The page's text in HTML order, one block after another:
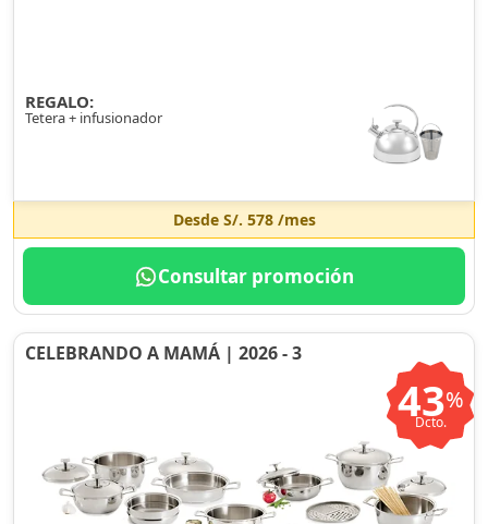
REGALO:
Tetera + infusionador
Desde S/. 578/mes
Consultar promoción
CELEBRANDO A MAMÁ | 2026 - 3
43%
Dcto.